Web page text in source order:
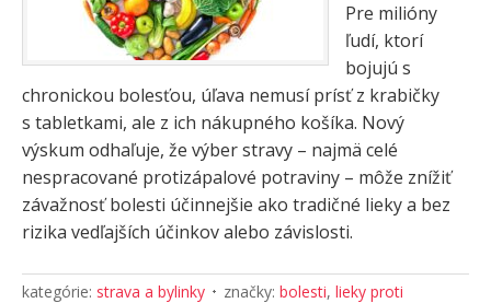
Pre milióny
ľudí, ktorí
bojujú s
chronickou bolesťou, úľava nemusí prísť z krabičky
s tabletkami, ale z ich nákupného košíka. Nový
výskum odhaľuje, že výber stravy – najmä celé
nespracované protizápalové potraviny – môže znížiť
závažnosť bolesti účinnejšie ako tradičné lieky a bez
rizika vedľajších účinkov alebo závislosti.
kategórie: strava a bylinky značky: bolesti, lieky proti